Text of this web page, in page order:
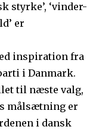
styrke’, ‘vinder-
er
inspiration fra
i Danmark.
til næste valg,
målsætning er
i dansk